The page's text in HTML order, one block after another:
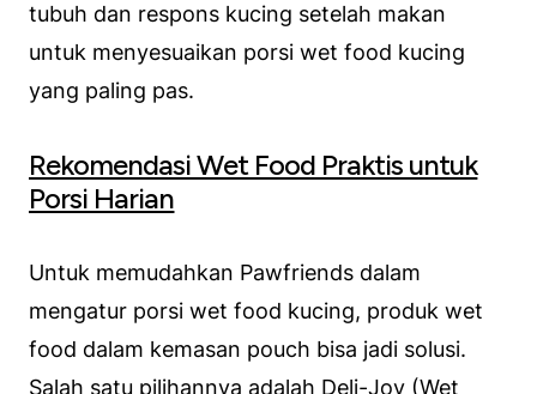
tubuh dan respons kucing setelah makan
untuk menyesuaikan porsi wet food kucing
yang paling pas.
Rekomendasi Wet Food Praktis untuk
Porsi Harian
Untuk memudahkan Pawfriends dalam
mengatur porsi wet food kucing, produk wet
food dalam kemasan pouch bisa jadi solusi.
Salah satu pilihannya adalah Deli-Joy (Wet